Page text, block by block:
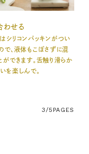
わせる
シリコンパッキンがつい
で、液体もこぼさずに混
ができます。舌触り滑らか
を楽しんで。
3/5 PAGES